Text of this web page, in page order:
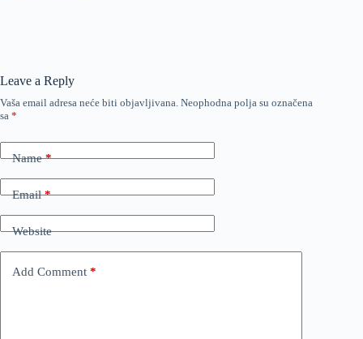
Leave a Reply
Vaša email adresa neće biti objavljivana. Neophodna polja su označena
sa *
Name*
Email*
Website
Add Comment *